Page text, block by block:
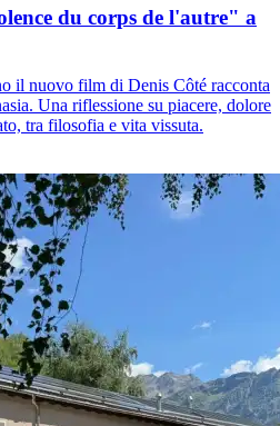
du corps de l'autre" a
il nuovo film di Denis Côté racconta
Una riflessione su piacere, dolore
tra filosofia e vita vissuta.